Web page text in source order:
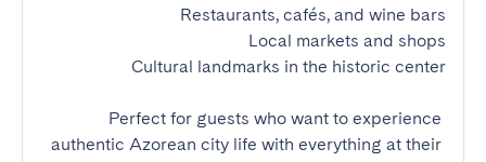
Perfect for guests who want to experience
authentic Azorean city life with everything at their